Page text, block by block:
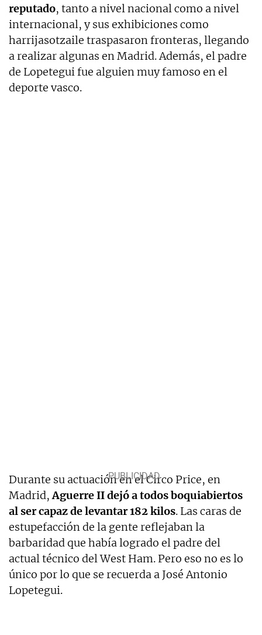
reputado, tanto a nivel nacional como a nivel
internacional, y sus exhibiciones como
harrijasotzaile traspasaron fronteras, llegando
a realizar algunas en Madrid. Además, el padre
de Lopetegui fue alguien muy famoso en el
deporte vasco.
Durante su actuación en el Circo Price, en
Madrid,Aguerre II dejó a todos boquiabiertos
al ser capaz de levantar 182 kilos. Las caras de
estupefacción de la gente reflejaban la
barbaridad que había logrado el padre del
actual técnico del West Ham. Pero eso no es lo
único por lo que se recuerda a José Antonio
Lopetegui.